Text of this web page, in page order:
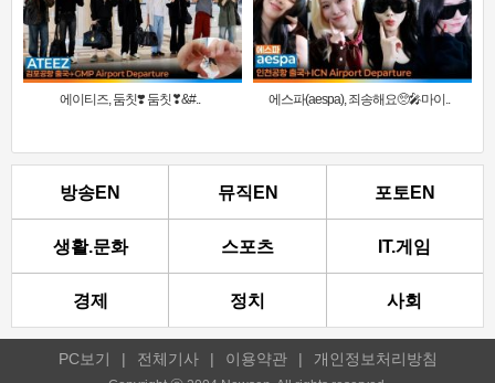
에이티즈, 둠칫❣️ 둠칫❣&#.. 에스파(aespa), 죄송해요🥺🎤마이..
방송EN 뮤직EN 포토EN
생활.문화 스포츠 IT.게임
경제 정치 사회
PC보기 | 전체기사 | 이용약관 | 개인정보처리방침